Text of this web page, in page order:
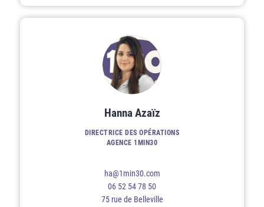
Hanna Azaïz
DIRECTRICE DES OPÉRATIONS
AGENCE 1MIN30
ha@1min30.com
06 52 54 78 50
75 rue de Belleville